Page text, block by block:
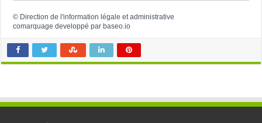
© Direction de l'information légale et administrative
comarquage developpé parbaseo.io